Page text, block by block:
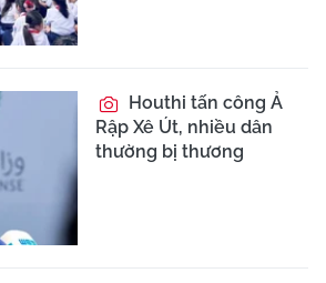
Houthi tấn công Ả
Rập Xê Út, nhiều dân
thường bị thương